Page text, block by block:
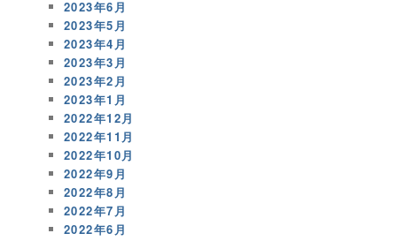
2023年6月
2023年5月
2023年4月
2023年3月
2023年2月
2023年1月
2022年12月
2022年11月
2022年10月
2022年9月
2022年8月
2022年7月
2022年6月